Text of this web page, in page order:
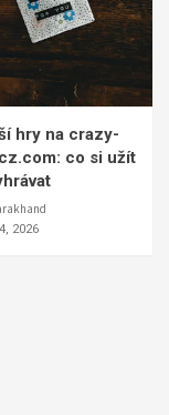
hry na crazy-
co si užít
2026